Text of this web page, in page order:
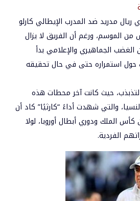
ريال مدريد ضد المدرب الإيطالي كارلو
الموسم، ورغم أن الفريق لا يزال
الجماهيري والإعلامي بدأ
حول استمراره حتى في حال تحقيقه
حيث كانت آخر محطات هذه
والتي شهدت أداءً “كارثيًا” كاد أن
الملك ودوري أبطال أوروبا، لولا
الفردية.